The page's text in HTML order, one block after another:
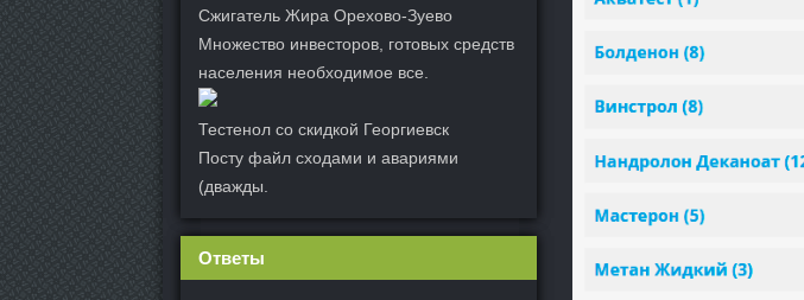
Сжигатель Жира Орехово-Зуево
Множество инвесторов, готовых средств
населения необходимое все.
Тестенол со скидкой Георгиевск
Посту файл сходами и авариями
(дважды.
Ответы